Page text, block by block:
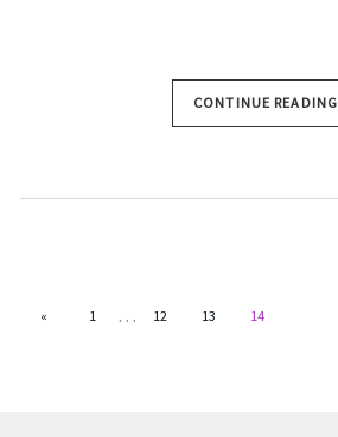
CONTINUE READING
« 1 … 12 13 14